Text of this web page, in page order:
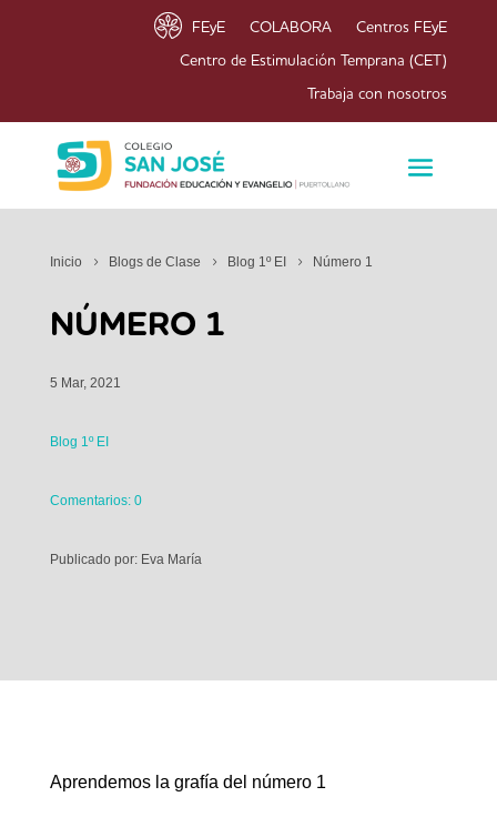
FEyE COLABORA Centros FEyE
Centro de Estimulación Temprana (CET)
Trabaja con nosotros
Inicio Blogs de Clase Blog 1º EI Número 1
NÚMERO 1
5 Mar, 2021
Blog 1º EI
Comentarios: 0
Publicado por: Eva María
Aprendemos la grafía del número 1